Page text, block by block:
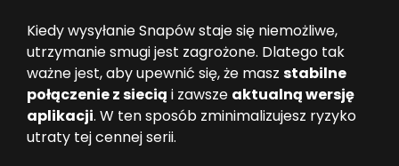
Kiedy wysyłanie Snapów staje się niemożliwe,
utrzymanie smugi jest zagrożone. Dlatego tak
ważne jest, aby upewnić się, że masz stabilne
połączenie z siecią i zawsze aktualną wersję
aplikacji. W ten sposób zminimalizujesz ryzyko
utraty tej cennej serii.